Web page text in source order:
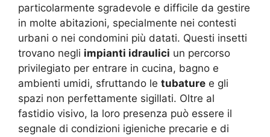
particolarmente sgradevole e difficile da gestire
in molte abitazioni, specialmente nei contesti
urbani o nei condomini più datati. Questi insetti
trovano negli impianti idraulici un percorso
privilegiato per entrare in cucina, bagno e
ambienti umidi, sfruttando le tubature e gli
spazi non perfettamente sigillati. Oltre al
fastidio visivo, la loro presenza può essere il
segnale di condizioni igieniche precarie e di